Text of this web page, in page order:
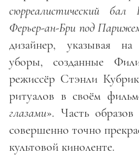
сюрреалистический
Ферьер-ан-Бри под
дизайнер, указывая
уборы, созданные
режиссёр Стэнли
ритуалов в своём
глазами». Часть
совершенно точно
культовой киноленте.